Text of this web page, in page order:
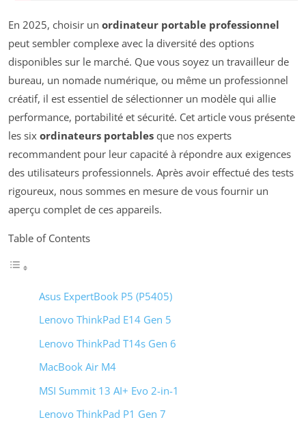
En 2025, choisir un ordinateur portable professionnel
peut sembler complexe avec la diversité des options
disponibles sur le marché. Que vous soyez un travailleur de
bureau, un nomade numérique, ou même un professionnel
créatif, il est essentiel de sélectionner un modèle qui allie
performance, portabilité et sécurité. Cet article vous présente
les six ordinateurs portables que nos experts
recommandent pour leur capacité à répondre aux exigences
des utilisateurs professionnels. Après avoir effectué des tests
rigoureux, nous sommes en mesure de vous fournir un
aperçu complet de ces appareils.
Table of Contents
Asus ExpertBook P5 (P5405)
Lenovo ThinkPad E14 Gen 5
Lenovo ThinkPad T14s Gen 6
MacBook Air M4
MSI Summit 13 AI+ Evo 2-in-1
Lenovo ThinkPad P1 Gen 7